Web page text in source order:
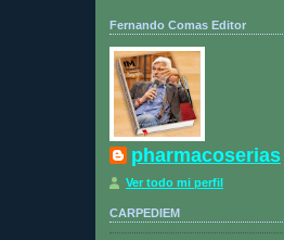
Fernando Comas Editor
pharmacoserias
Ver todo mi perfil
CARPEDIEM